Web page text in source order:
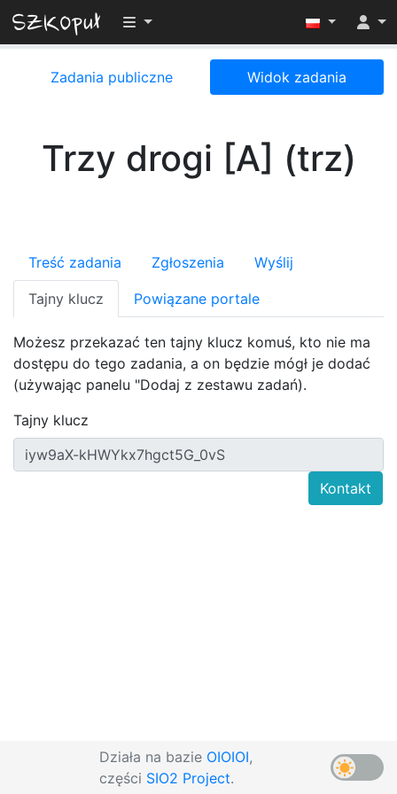
Przełącz widoczność menu
Zadania publiczne Widok zadania
Trzy drogi [A] (trz)
Treść zadania Zgłoszenia Wyślij
Tajny klucz Powiązane portale
Możesz przekazać ten tajny klucz komuś, kto nie ma
dostępu do tego zadania, a on będzie mógł je dodać
(używając panelu "Dodaj z zestawu zadań).
Tajny klucz
Działa na bazie OIOIOI,
części SIO2 Project.
Kontakt